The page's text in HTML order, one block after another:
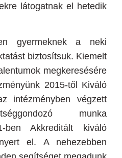
látogatnak el hetedik
gyermeknek a neki
biztosítsuk. Kiemelt
megkeresésére
2015-től Kiváló
intézményben végzett
munka
ben Akkreditált kiváló
el. A nehezebben